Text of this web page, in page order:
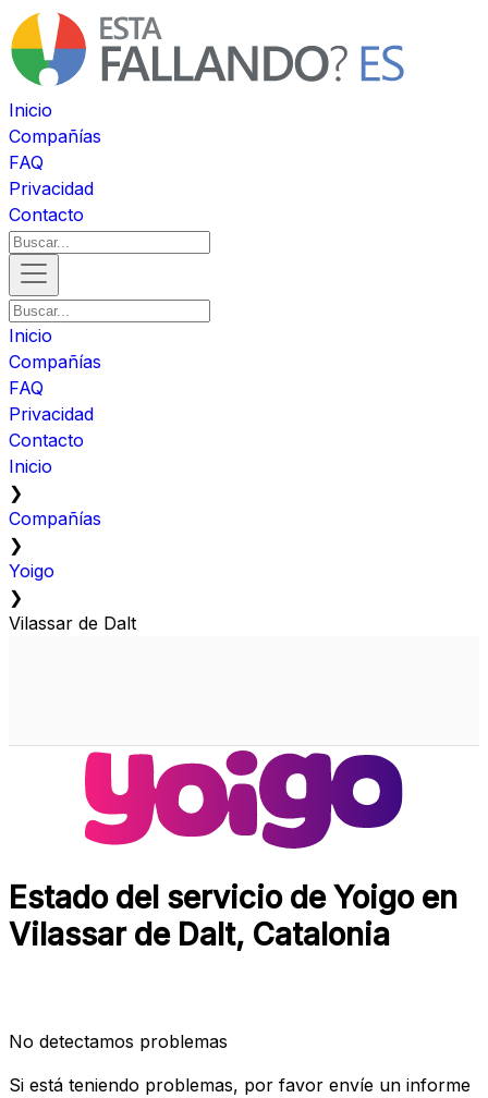
Inicio
Compañías
FAQ
Privacidad
Contacto
Inicio
Compañías
FAQ
Privacidad
Contacto
Inicio
❯
Compañías
❯
Yoigo
❯
Vilassar de Dalt
Estado del servicio de Yoigo en
Vilassar de Dalt, Catalonia
No detectamos problemas
Si está teniendo problemas, por favor envíe un informe